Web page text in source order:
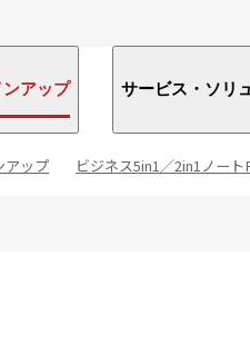
ンアップ サービス・ソリ
アップ ビジネス5in1／2in1ノート